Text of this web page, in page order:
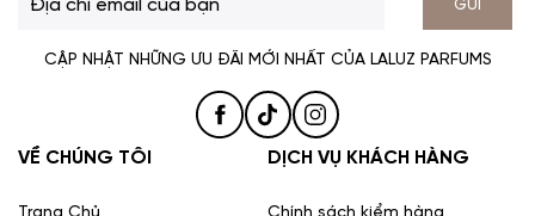
GỬI
CẬP NHẬT NHỮNG ƯU ĐÃI MỚI NHẤT CỦA LALUZ PARFUMS
VỀ CHÚNG TÔI DỊCH VỤ KHÁCH HÀNG